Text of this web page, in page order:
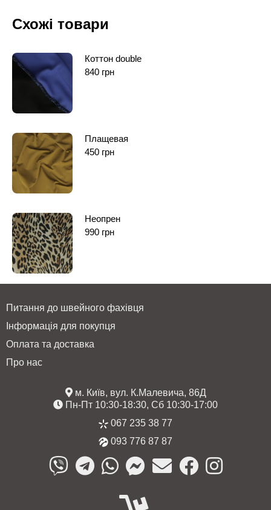
Схожі товари
Коттон double
840 грн
Плащевая
450 грн
Неопрен
990 грн
Питання до швейного фахівця
Інформація для покупця
Оплата та доставка
Про нас
м. Київ, вул. К.Малевича, 86Д
Пн-Пт 10:30-18:30, Сб 10:30-17:00
067 235 38 77
093 776 87 87